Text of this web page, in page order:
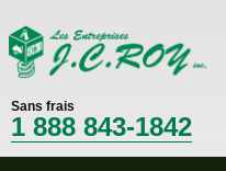
Sans frais
1 888 843-1842